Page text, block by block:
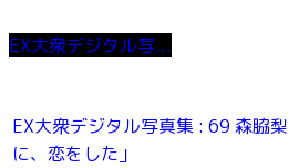
EX大衆デジタル写...
EX大衆デジタル写真集 : 69 森脇
に、恋をした」